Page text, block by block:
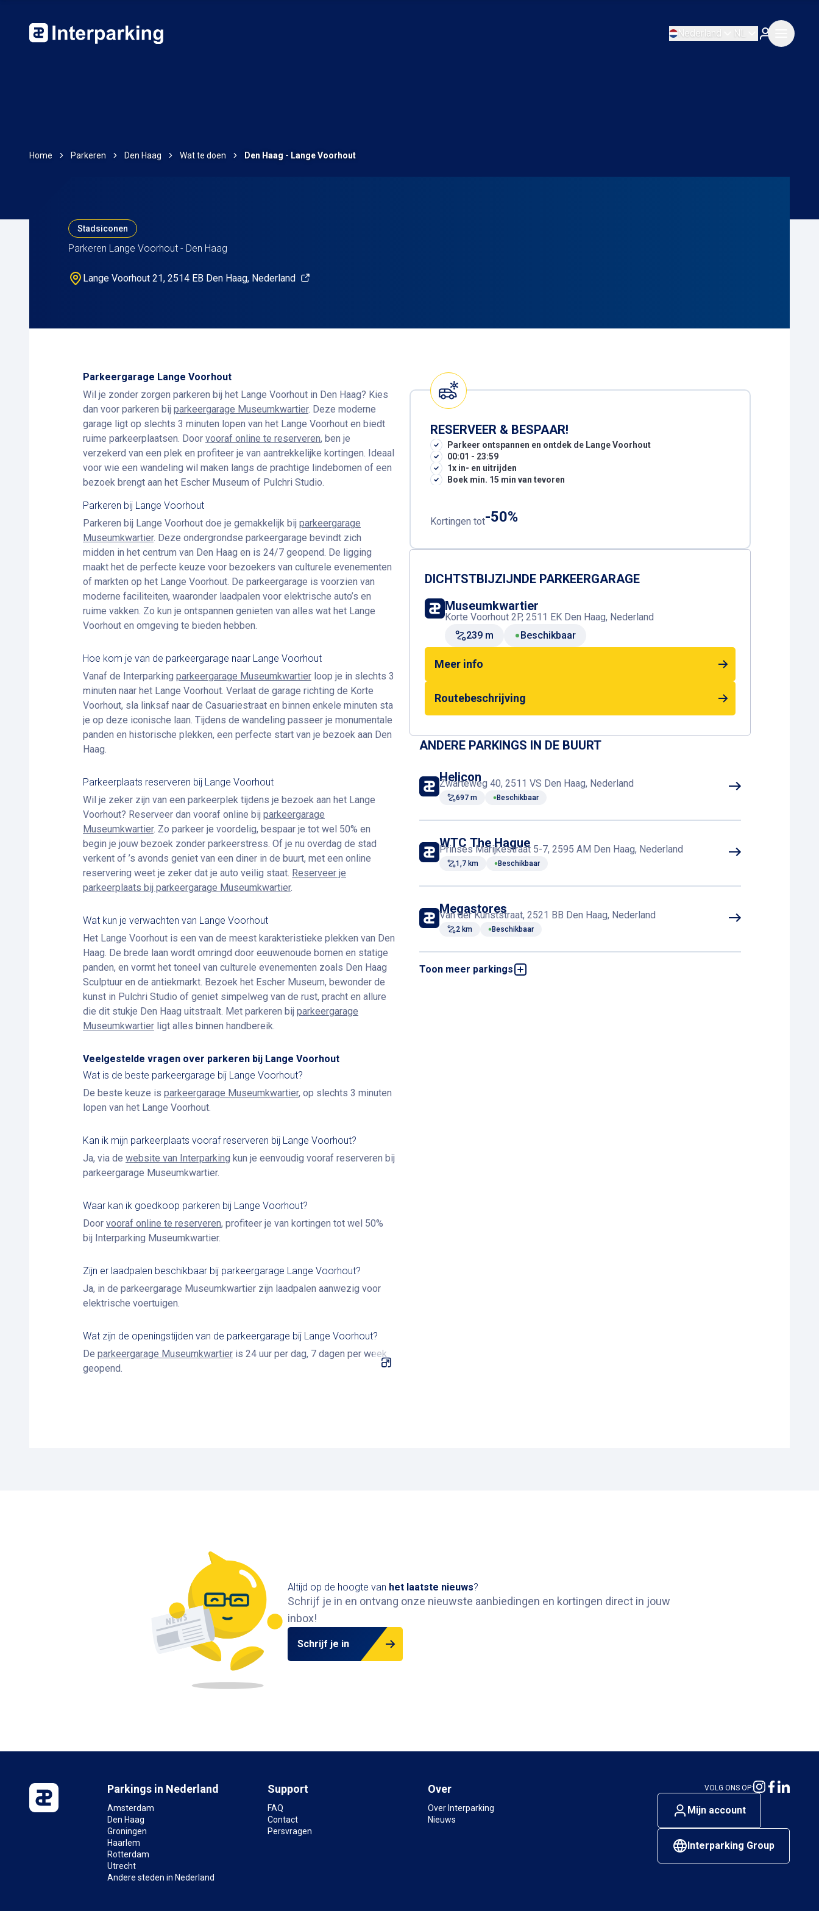
Nederland NL
Home Parkeren Den Haag Wat te doen Den Haag - Lange Voorhout
Stadsiconen
Parkeren Lange Voorhout - Den Haag
Lange Voorhout 21, 2514 EB Den Haag, Nederland
Parkeergarage Lange Voorhout
Wil je zonder zorgen parkeren bij het Lange Voorhout in Den Haag? Kies
dan voor parkeren bij parkeergarage Museumkwartier. Deze moderne
garage ligt op slechts 3 minuten lopen van het Lange Voorhout en biedt
ruime parkeerplaatsen. Door vooraf online te reserveren, ben je
verzekerd van een plek en profiteer je van aantrekkelijke kortingen. Ideaal
voor wie een wandeling wil maken langs de prachtige lindebomen of een
bezoek brengt aan het Escher Museum of Pulchri Studio.
Parkeren bij Lange Voorhout
Parkeren bij Lange Voorhout doe je gemakkelijk bij parkeergarage
Museumkwartier. Deze ondergrondse parkeergarage bevindt zich
midden in het centrum van Den Haag en is 24/7 geopend. De ligging
maakt het de perfecte keuze voor bezoekers van culturele evenementen
of markten op het Lange Voorhout. De parkeergarage is voorzien van
moderne faciliteiten, waaronder laadpalen voor elektrische auto’s en
ruime vakken. Zo kun je ontspannen genieten van alles wat het Lange
Voorhout en omgeving te bieden hebben.
Hoe kom je van de parkeergarage naar Lange Voorhout
Vanaf de Interparking parkeergarage Museumkwartier loop je in slechts 3
minuten naar het Lange Voorhout. Verlaat de garage richting de Korte
Voorhout, sla linksaf naar de Casuariestraat en binnen enkele minuten sta
je op deze iconische laan. Tijdens de wandeling passeer je monumentale
panden en historische plekken, een perfecte start van je bezoek aan Den
Haag.
Parkeerplaats reserveren bij Lange Voorhout
Wil je zeker zijn van een parkeerplek tijdens je bezoek aan het Lange
Voorhout? Reserveer dan vooraf online bij parkeergarage
Museumkwartier. Zo parkeer je voordelig, bespaar je tot wel 50% en
begin je jouw bezoek zonder parkeerstress. Of je nu overdag de stad
verkent of ’s avonds geniet van een diner in de buurt, met een online
reservering weet je zeker dat je auto veilig staat. Reserveer je
parkeerplaats bij parkeergarage Museumkwartier.
Wat kun je verwachten van Lange Voorhout
Het Lange Voorhout is een van de meest karakteristieke plekken van Den
Haag. De brede laan wordt omringd door eeuwenoude bomen en statige
panden, en vormt het toneel van culturele evenementen zoals Den Haag
Sculptuur en de antiekmarkt. Bezoek het Escher Museum, bewonder de
kunst in Pulchri Studio of geniet simpelweg van de rust, pracht en allure
die dit stukje Den Haag uitstraalt. Met parkeren bij parkeergarage
Museumkwartier ligt alles binnen handbereik.
Veelgestelde vragen over parkeren bij Lange Voorhout
Wat is de beste parkeergarage bij Lange Voorhout?
De beste keuze is parkeergarage Museumkwartier, op slechts 3 minuten
lopen van het Lange Voorhout.
Kan ik mijn parkeerplaats vooraf reserveren bij Lange Voorhout?
Ja, via de website van Interparking kun je eenvoudig vooraf reserveren bij
parkeergarage Museumkwartier.
Waar kan ik goedkoop parkeren bij Lange Voorhout?
Door vooraf online te reserveren, profiteer je van kortingen tot wel 50%
bij Interparking Museumkwartier.
Zijn er laadpalen beschikbaar bij parkeergarage Lange Voorhout?
Ja, in de parkeergarage Museumkwartier zijn laadpalen aanwezig voor
elektrische voertuigen.
Wat zijn de openingstijden van de parkeergarage bij Lange Voorhout?
De parkeergarage Museumkwartier is 24 uur per dag, 7 dagen per week
geopend.
RESERVEER & BESPAAR!
Parkeer ontspannen en ontdek de Lange Voorhout
00:01 - 23:59
1x in- en uitrijden
Boek min. 15 min van tevoren
Kortingen tot-50%
DICHTSTBIJZIJNDE PARKEERGARAGE
Museumkwartier
Korte Voorhout 2P, 2511 EK Den Haag, Nederland
239 m
Beschikbaar
Meer info
Routebeschrijving
ANDERE PARKINGS IN DE BUURT
Helicon
Zwarteweg 40, 2511 VS Den Haag, Nederland
697 m Beschikbaar
WTC The Hague
Prinses Marijkestraat 5-7, 2595 AM Den Haag, Nederland
1,7 km Beschikbaar
Megastores
Van der Kunststraat, 2521 BB Den Haag, Nederland
2 km Beschikbaar
Toon meer parkings
Boulevard - Scheveningen
Altijd op de hoogte van het laatste nieuws?
Schrijf je in en ontvang onze nieuwste aanbiedingen en kortingen direct in jouw
inbox!
Schrijf je in
Parkings in Nederland
Amsterdam
Den Haag
Groningen
Haarlem
Rotterdam
Utrecht
Andere steden in Nederland
Support
FAQ
Contact
Persvragen
Over
Over Interparking
Nieuws
VOLG ONS OP:
Mijn account
Interparking Group